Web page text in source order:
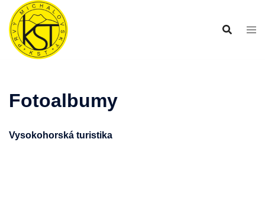
Preskočiť
obsah
Fotoalbumy
Vysokohorská turistika